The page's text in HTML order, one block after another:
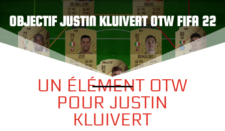
OBJECTIF JUSTIN KLUIVERT OTW FIFA 22
UN ÉLÉMENT OTW
POUR JUSTIN
KLUIVERT